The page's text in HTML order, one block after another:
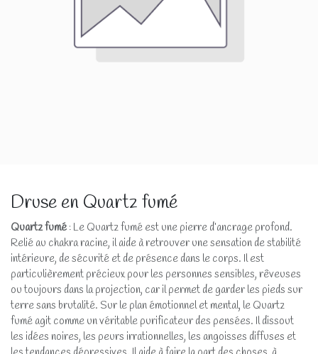
Druse en Quartz fumé
Quartz fumé : Le Quartz fumé est une pierre d’ancrage profond.
Relié au chakra racine, il aide à retrouver une sensation de stabilité
intérieure, de sécurité et de présence dans le corps. Il est
particulièrement précieux pour les personnes sensibles, rêveuses
ou toujours dans la projection, car il permet de garder les pieds sur
terre sans brutalité. Sur le plan émotionnel et mental, le Quartz
fumé agit comme un véritable purificateur des pensées. Il dissout
les idées noires, les peurs irrationnelles, les angoisses diffuses et